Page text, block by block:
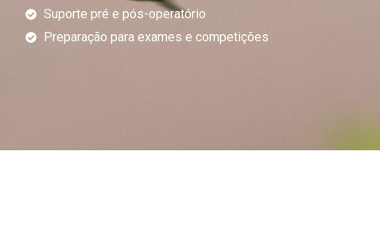
Suporte pré e pós-operatório
Preparação para exames e competições